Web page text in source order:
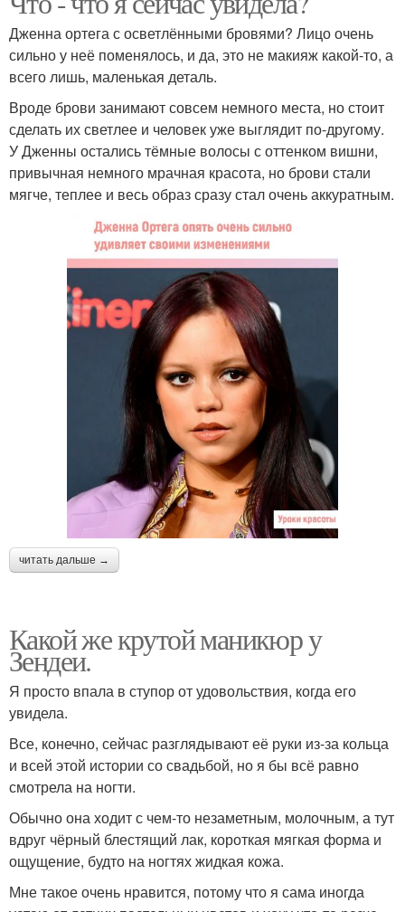
Дженна ортега с осветлёнными бровями? Лицо очень
сильно у неё поменялось, и да, это не макияж какой-то, а
всего лишь, маленькая деталь.
Вроде брови занимают совсем немного места, но стоит
сделать их светлее и человек уже выглядит по-другому.
У Дженны остались тёмные волосы с оттенком вишни,
привычная немного мрачная красота, но брови стали
мягче, теплее и весь образ сразу стал очень аккуратным.
читать дальше →
Какой же крутой маникюр у
Зендеи.
Я просто впала в ступор от удовольствия, когда его
увидела.
Все, конечно, сейчас разглядывают её руки из-за кольца
и всей этой истории со свадьбой, но я бы всё равно
смотрела на ногти.
Обычно она ходит с чем-то незаметным, молочным, а тут
вдруг чёрный блестящий лак, короткая мягкая форма и
ощущение, будто на ногтях жидкая кожа.
Мне такое очень нравится, потому что я сама иногда